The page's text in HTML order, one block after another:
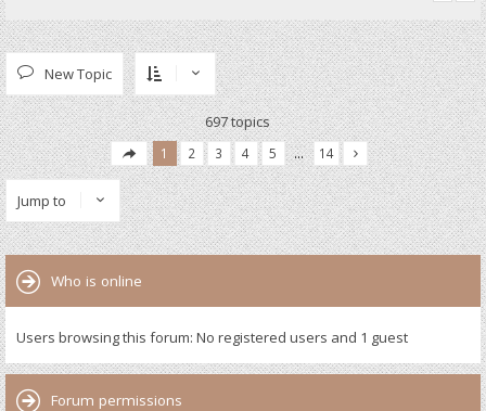
New Topic
697 topics
1 2 3 4 5 … 14
Jump to
Who is online
Users browsing this forum: No registered users and 1 guest
Forum permissions